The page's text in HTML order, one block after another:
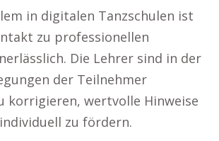
in digitalen Tanzschulen ist
zu professionellen
Die Lehrer sind in der
der Teilnehmer
korrigieren, wertvolle Hinweise
zu fördern.